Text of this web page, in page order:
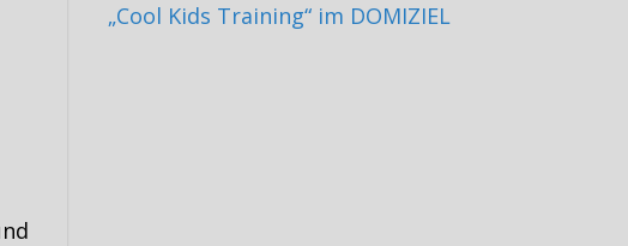
„Cool Kids Training“ im DOMIZIEL